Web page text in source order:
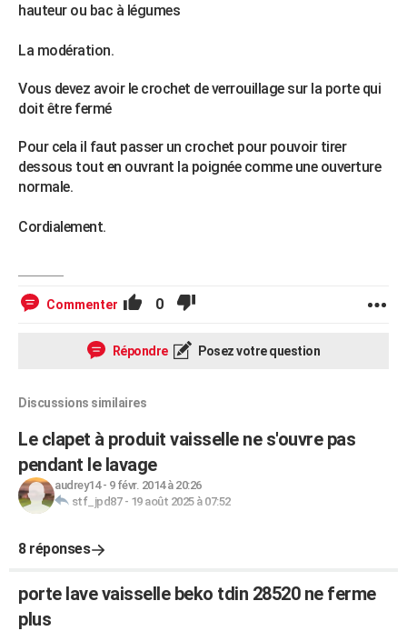
hauteur ou bac à légumes
La modération.
Vous devez avoir le crochet de verrouillage sur la porte qui
doit être fermé
Pour cela il faut passer un crochet pour pouvoir tirer
dessous tout en ouvrant la poignée comme une ouverture
normale.
Cordialement.
Commenter 0
Répondre Posez votre question
Discussions similaires
Le clapet à produit vaisselle ne s'ouvre pas
pendant le lavage
audrey14- 9 févr. 2014 à 20:26
stf_jpd87- 19 août 2025 à 07:52
8 réponses
porte lave vaisselle beko tdin 28520 ne ferme
plus